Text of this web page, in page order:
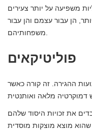
משפיעה על יותר צעירים
הן עבור עצמם והן עבור
פוליטיקאים
ההגירה. זה קורה כאשר
את זכויות היסוד שלהם